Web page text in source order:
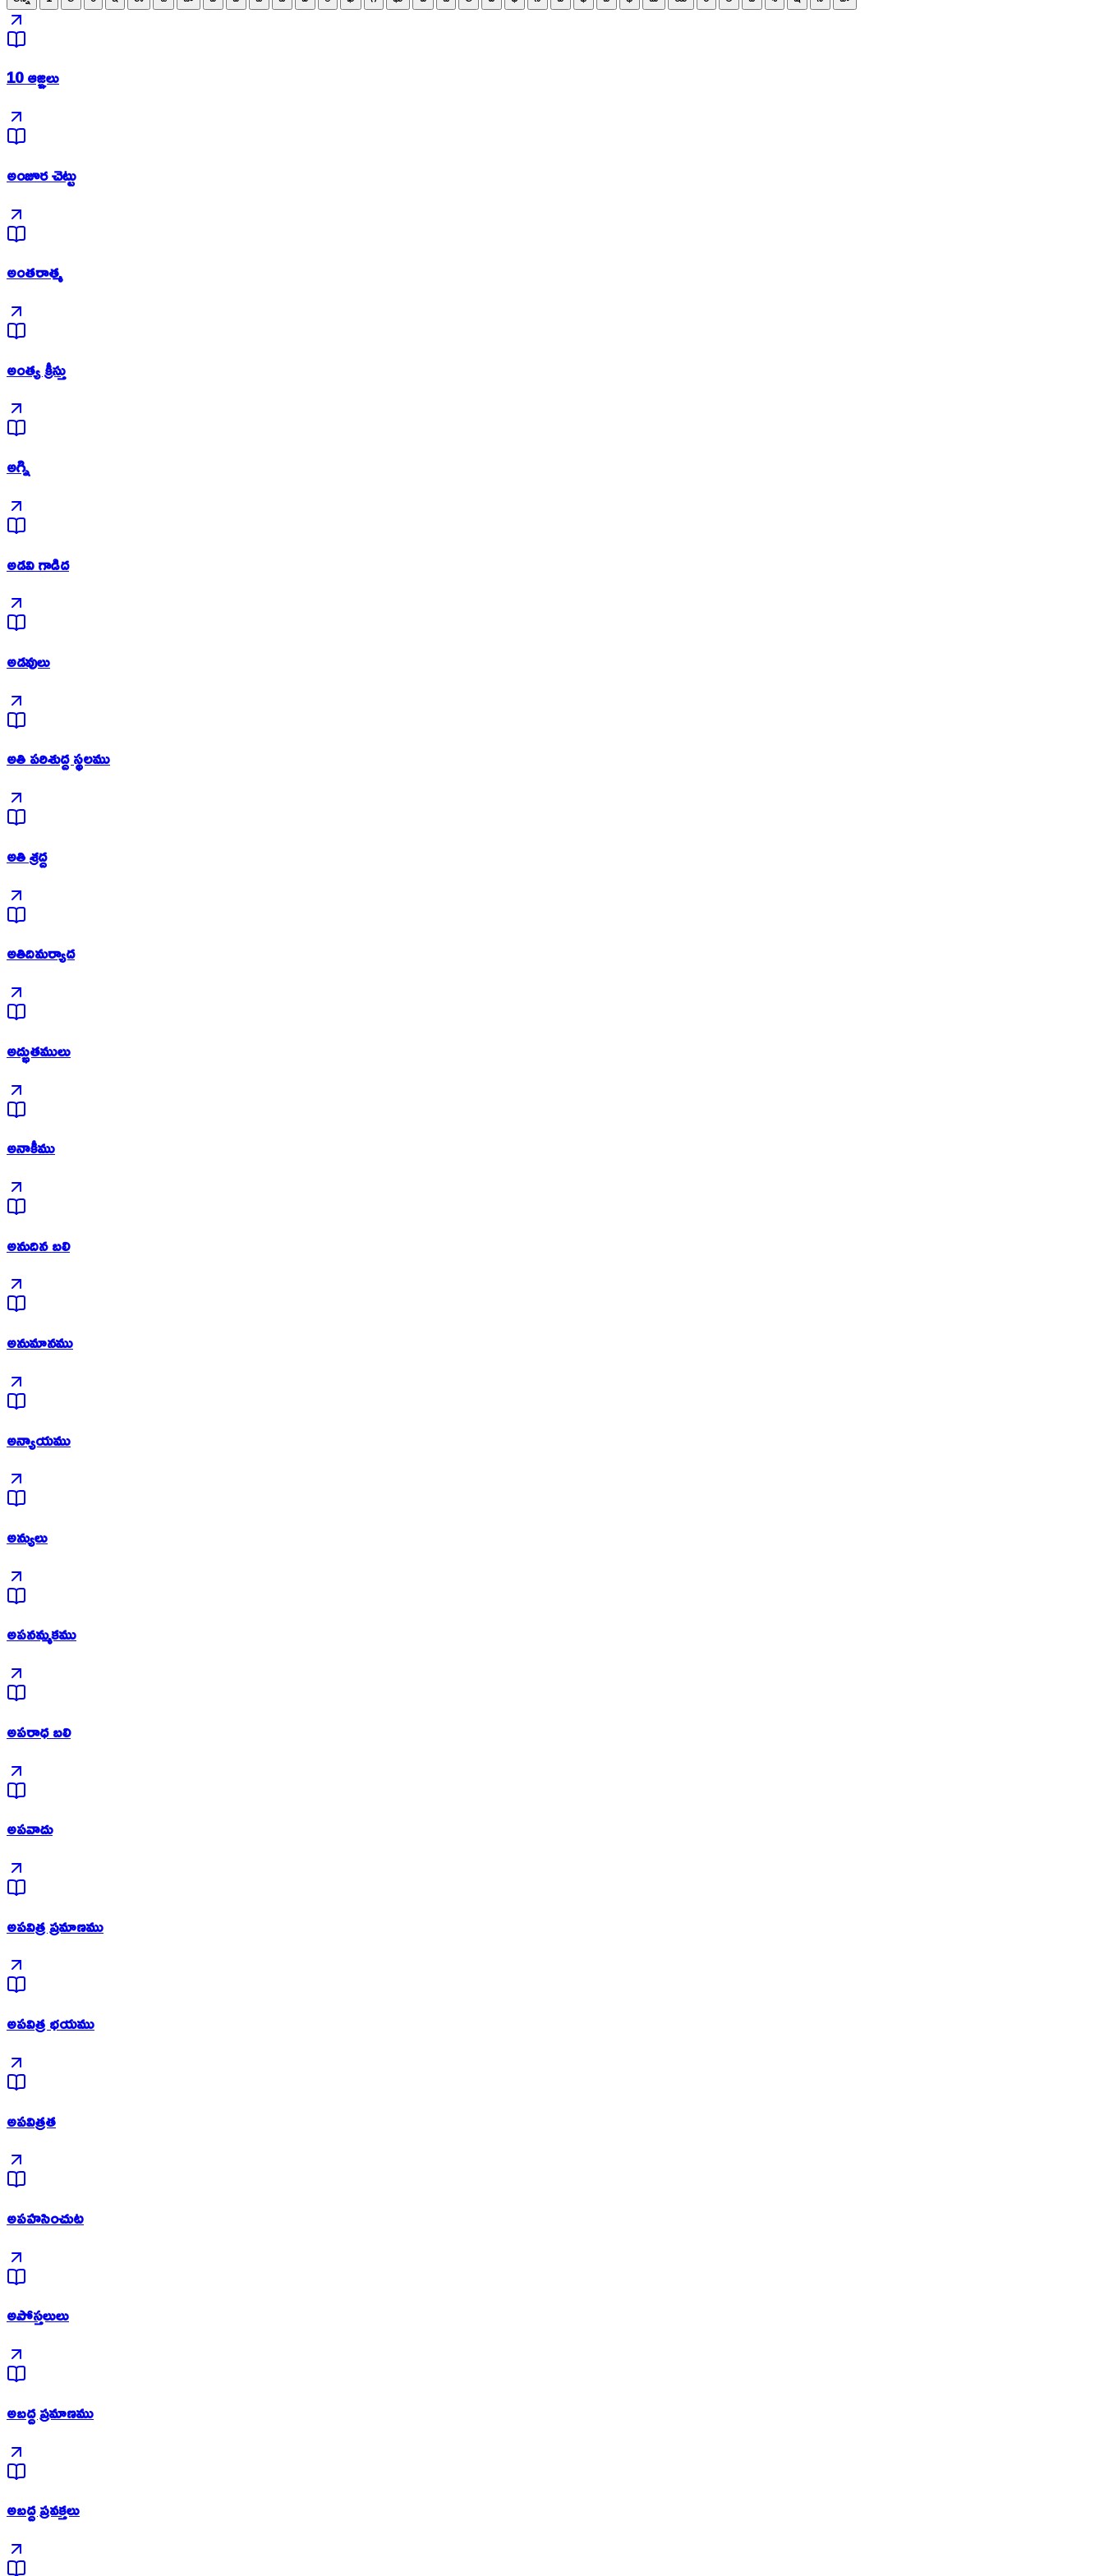
10 ఆజ్ఞలు
అంజూర చెట్టు
అంతరాత్మ
అంత్య క్రీస్తు
అగ్ని
అడవి గాడిద
అడవులు
అతి పరిశుద్ద స్థలము
అతి శ్రద్ద
అతిదిమర్యాద
అద్భుతములు
అనాకీము
అనుదిన బలి
అనుమానము
అన్యాయము
అన్యులు
అపనమ్మకము
అపరాధ బలి
అపవాదు
అపవిత్ర ప్రమాణము
అపవిత్ర భయము
అపవిత్రత
అపహసించుట
అపోస్తలులు
అబద్ద ప్రమాణము
అబద్ద ప్రవక్తలు